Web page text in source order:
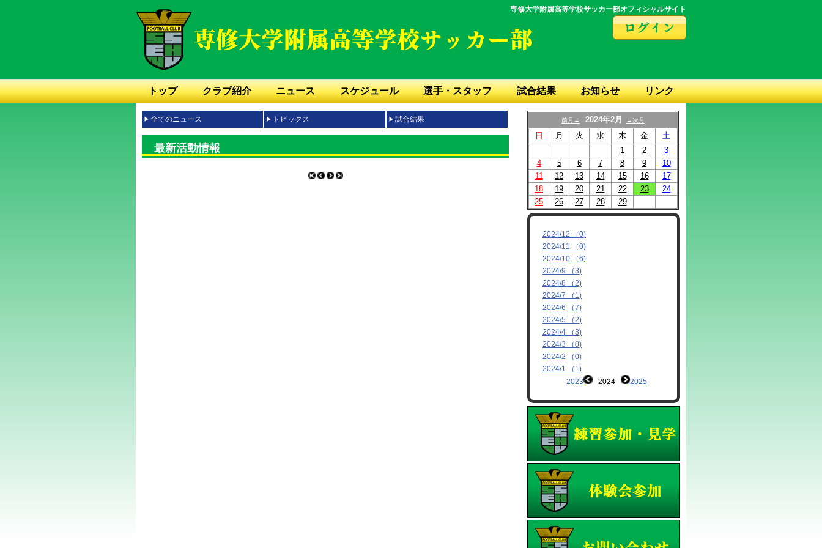
専修大学附属高等学校サッカー部オフィシャルサイト
トップ クラブ紹介 ニュース スケジュール 選手・スタッフ 試合結果 お知らせ リンク
全てのニュース トピックス 試合結果
最新活動情報
前月← 2024年2月 →次月
日 月 火 水 木 金
土
1
2
3
4
5 6 7 8 9
10
11
12 13 14 15 16
17
18
19 20 21 22 23
24
25
26 27 28 29
2024/12 （0)
2024/11 （0)
2024/10 （6)
2024/9 （3)
2024/8 （2)
2024/7 （1)
2024/6 （7)
2024/5 （2)
2024/4 （3)
2024/3 （0)
2024/2 （0)
2024/1 （1)
2023
2024 2025